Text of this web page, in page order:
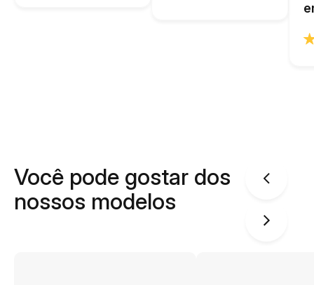
Você pode gostar dos
nossos modelos